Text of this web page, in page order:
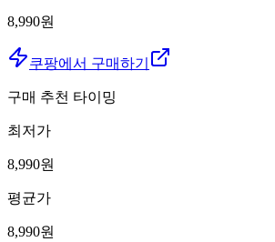
8,990원
쿠팡에서 구매하기
구매 추천 타이밍
최저가
8,990원
평균가
8,990원